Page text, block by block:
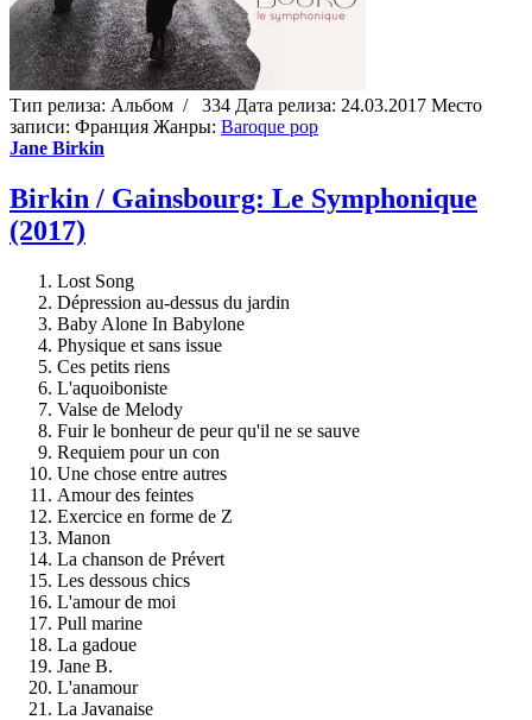
Тип релиза: Альбом / 334 Дата релиза: 24.03.2017 Место
записи: Франция Жанры: Baroque pop
Jane Birkin
Birkin / Gainsbourg: Le Symphonique
(2017)
Lost Song
Dépression au-dessus du jardin
Baby Alone In Babylone
Physique et sans issue
Ces petits riens
L'aquoiboniste
Valse de Melody
Fuir le bonheur de peur qu'il ne se sauve
Requiem pour un con
Une chose entre autres
Amour des feintes
Exercice en forme de Z
Manon
La chanson de Prévert
Les dessous chics
L'amour de moi
Pull marine
La gadoue
Jane B.
L'anamour
La Javanaise